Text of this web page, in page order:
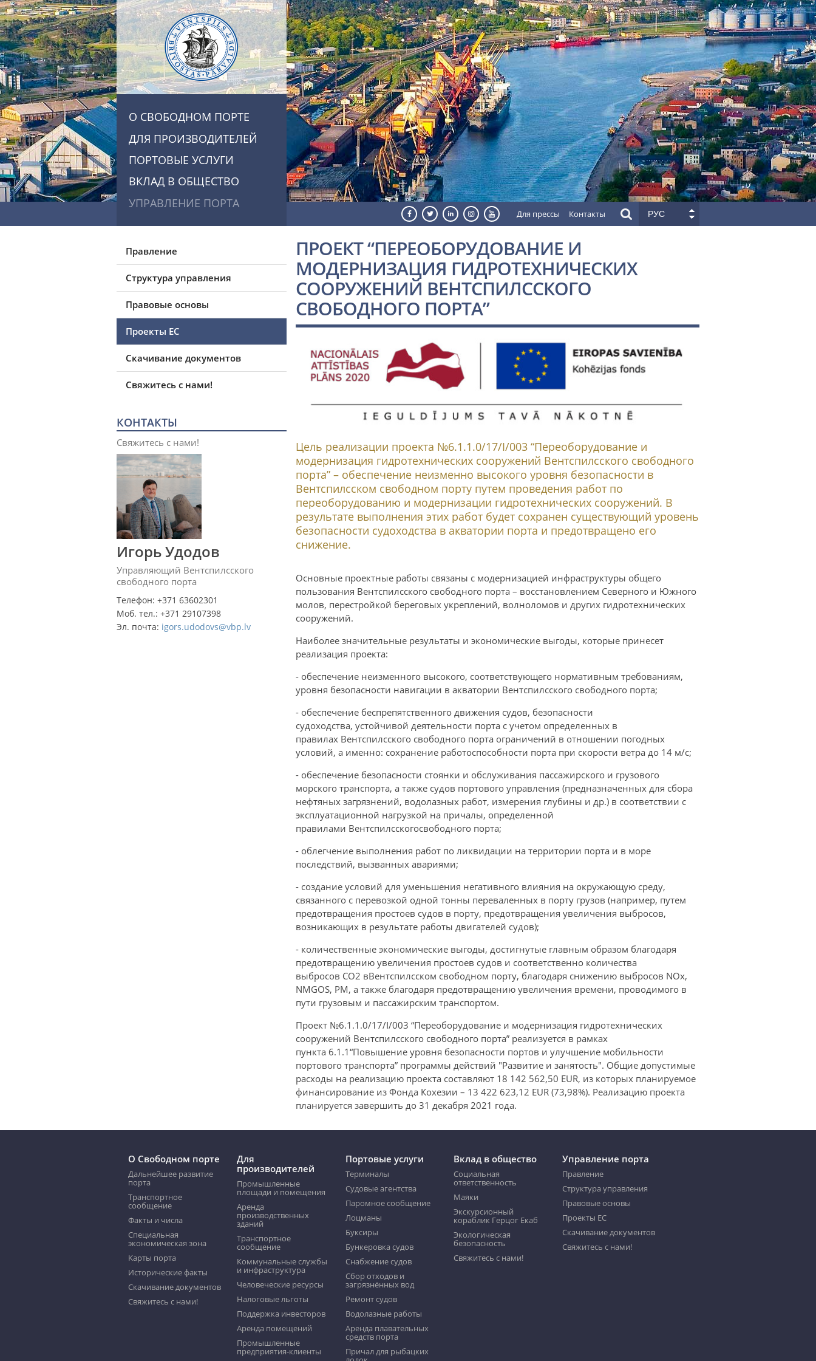
О СВОБОДНОМ ПОРТЕ
ДЛЯ ПРОИЗВОДИТЕЛЕЙ
ПОРТОВЫЕ УСЛУГИ
ВКЛАД В ОБЩЕСТВО
УПРАВЛЕНИЕ ПОРТА
Для прессы Контакты РУС
Правление
Структура управления
Правовые основы
Проекты ЕС
Скачивание документов
Свяжитесь с нами!
КОНТАКТЫ
Свяжитесь с нами!
Игорь Удодов
Управляющий Вентспилсского
свободного порта
Телефон: +371 63602301
Моб. тел.: +371 29107398
Эл. почта: igors.udodovs@vbp.lv
ПРОЕКТ “ПЕРЕОБОРУДОВАНИЕ И
МОДЕРНИЗАЦИЯ ГИДРОТЕХНИЧЕСКИХ
СООРУЖЕНИЙ ВЕНТСПИЛССКОГО
СВОБОДНОГО ПОРТА”
Цель реализации проекта №6.1.1.0/17/I/003 “Переоборудование и
модернизация гидротехнических сооружений Вентспилсского свободного
порта” – обеспечение неизменно высокого уровня безопасности в
Вентспилсском свободном порту путем проведения работ по
переоборудованию и модернизации гидротехнических сооружений. В
результате выполнения этих работ будет сохранен существующий уровень
безопасности судоходства в акватории порта и предотвращено его
снижение.
Основные проектные работы связаны с модернизацией инфраструктуры общего
пользования Вентспилсского свободного порта – восстановлением Северного и Южного
молов, перестройкой береговых укреплений, волноломов и других гидротехнических
сооружений.
Наиболее значительные результаты и экономические выгоды, которые принесет
реализация проекта:
- обеспечение неизменного высокого, соответствующего нормативным требованиям,
уровня безопасности навигации в акватории Вентспилсского свободного порта;
- обеспечение беспрепятственного движения судов, безопасности
судоходства, устойчивой деятельности порта с учетом определенных в
правилах Вентспилсского свободного порта ограничений в отношении погодных
условий, а именно: сохранение работоспособности порта при скорости ветра до 14 м/с;
- обеспечение безопасности стоянки и обслуживания пассажирского и грузового
морского транспорта, а также судов портового управления (предназначенных для сбора
нефтяных загрязнений, водолазных работ, измерения глубины и др.) в соответствии с
эксплуатационной нагрузкой на причалы, определенной
правилами Вентспилсскогосвободного порта;
- облегчение выполнения работ по ликвидации на территории порта и в море
последствий, вызванных авариями;
- создание условий для уменьшения негативного влияния на окружающую среду,
связанного с перевозкой одной тонны переваленных в порту грузов (например, путем
предотвращения простоев судов в порту, предотвращения увеличения выбросов,
возникающих в результате работы двигателей судов);
- количественные экономические выгоды, достигнутые главным образом благодаря
предотвращению увеличения простоев судов и соответственно количества
выбросов CO2 вВентспилсском свободном порту, благодаря снижению выбросов NOx,
NMGOS, PM, а также благодаря предотвращению увеличения времени, проводимого в
пути грузовым и пассажирским транспортом.
Проект №6.1.1.0/17/I/003 “Переоборудование и модернизация гидротехнических
сооружений Вентспилсского свободного порта” реализуется в рамках
пункта 6.1.1“Повышение уровня безопасности портов и улучшение мобильности
портового транспорта” программы действий "Развитие и занятость". Общие допустимые
расходы на реализацию проекта составляют 18 142 562,50 EUR, из которых планируемое
финансирование из Фонда Кохезии – 13 422 623,12 EUR (73,98%). Реализацию проекта
планируется завершить до 31 декабря 2021 года.
О Свободном порте
Дальнейшее развитие
порта
Транспортное
сообщение
Факты и числа
Специальная
экономическая зона
Kарты порта
Исторические факты
Скачивание документов
Свяжитесь с нами!
Для
производителей
Промышленные
площади и помещения
Аренда
производственных
зданий
Транспортное
сообщение
Коммунальные службы
и инфраструктура
Человеческие ресурсы
Налоговые льготы
Поддержка инвесторов
Аренда помещений
Промышленные
предприятия-клиенты
Портовые услуги
Терминалы
Судовые агентства
Пaромнoе сообщение
Лоцманы
Буксиры
Бункеровка судов
Снабжение судов
Сбор отходов и
загрязнённых вод
Pемонт судов
Водолазные работы
Аренда плавательных
средств порта
Причал для рыбацких
Вклад в общество
Социальная
ответственность
Маяки
Экскурсионный
кораблик Герцог Екаб
Экологическая
безопасность
Свяжитесь с нами!
Управление порта
Правление
Структура управления
Правовые основы
Проекты ЕС
Скачивание документов
Свяжитесь с нами!